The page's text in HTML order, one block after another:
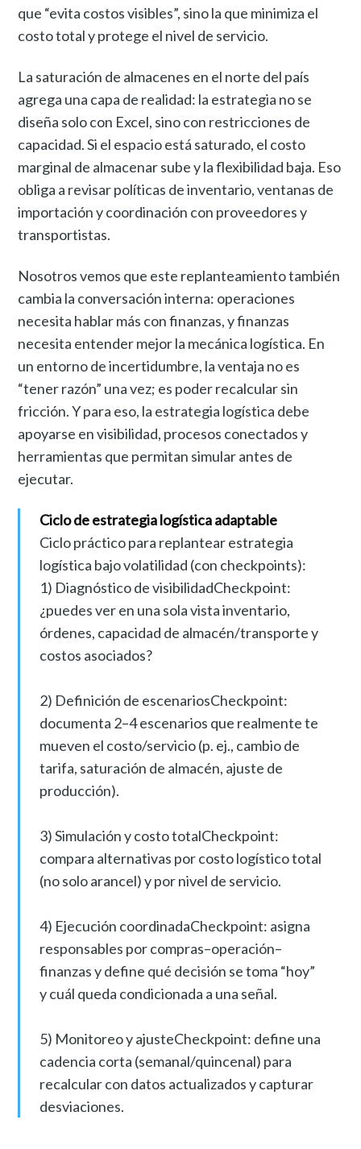
que “evita costos visibles”, sino la que minimiza el
costo total y protege el nivel de servicio.
La saturación de almacenes en el norte del país
agrega una capa de realidad: la estrategia no se
diseña solo con Excel, sino con restricciones de
capacidad. Si el espacio está saturado, el costo
marginal de almacenar sube y la flexibilidad baja. Eso
obliga a revisar políticas de inventario, ventanas de
importación y coordinación con proveedores y
transportistas.
Nosotros vemos que este replanteamiento también
cambia la conversación interna: operaciones
necesita hablar más con finanzas, y finanzas
necesita entender mejor la mecánica logística. En
un entorno de incertidumbre, la ventaja no es
“tener razón” una vez; es poder recalcular sin
fricción. Y para eso, la estrategia logística debe
apoyarse en visibilidad, procesos conectados y
herramientas que permitan simular antes de
ejecutar.
Ciclo de estrategia logística adaptable
Ciclo práctico para replantear estrategia
logística bajo volatilidad (con checkpoints):
1) Diagnóstico de visibilidadCheckpoint:
¿puedes ver en una sola vista inventario,
órdenes, capacidad de almacén/transporte y
costos asociados?
2) Definición de escenariosCheckpoint:
documenta 2–4 escenarios que realmente te
mueven el costo/servicio (p. ej., cambio de
tarifa, saturación de almacén, ajuste de
producción).
3) Simulación y costo totalCheckpoint:
compara alternativas por costo logístico total
(no solo arancel) y por nivel de servicio.
4) Ejecución coordinadaCheckpoint: asigna
responsables por compras–operación–
finanzas y define qué decisión se toma “hoy”
y cuál queda condicionada a una señal.
5) Monitoreo y ajusteCheckpoint: define una
cadencia corta (semanal/quincenal) para
recalcular con datos actualizados y capturar
desviaciones.